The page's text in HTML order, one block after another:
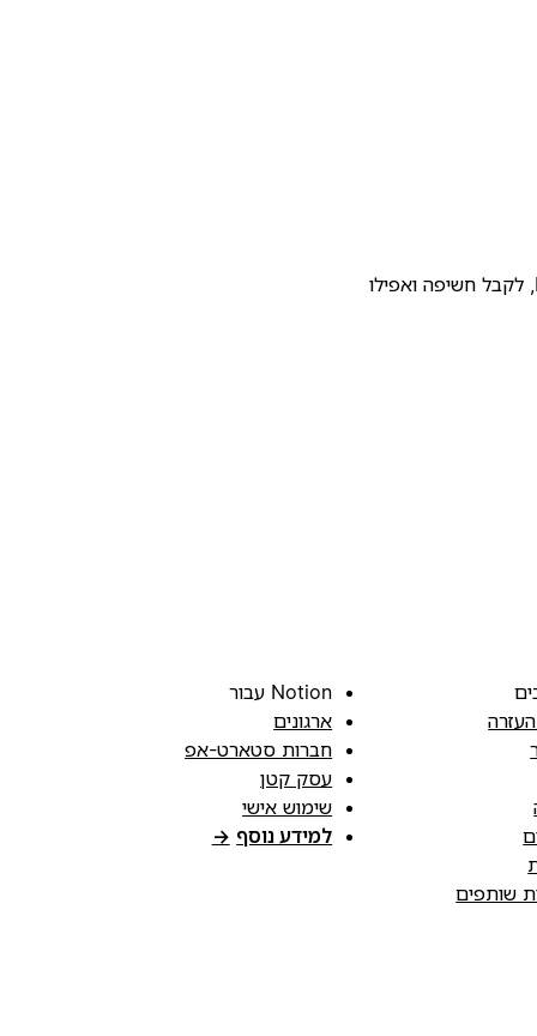
להעלות את התבנית שלכם לגלריית התבניות של Notion, לקבל חשיפה ואפילו
שותפים
Notion עבור
ארגונים
חברות סטארט-אפ
עסק קטן
שימוש אישי
למידע נוסף →